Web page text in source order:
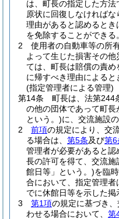
は、町長の指定した方
原状に回復しなければな
理由があると認めると
を免除することができる。
2
使用者の自動車等の所
よって生じた損害その
ては、町長は賠償の責め
に帰すべき理由によると
(指定管理者による管理)
第14条
町長は、法第244
の他の団体であって町長
という。)に、交流施設
2
前項の規定により、交
る場合は、 第5条及び第6
管理者が必要があると
長の許可を得て、交流
館日等」という。)を臨
合において、指定管理者
でに休館日等を示した掲
3
第1項の規定に基づき
わせる場合において、 第